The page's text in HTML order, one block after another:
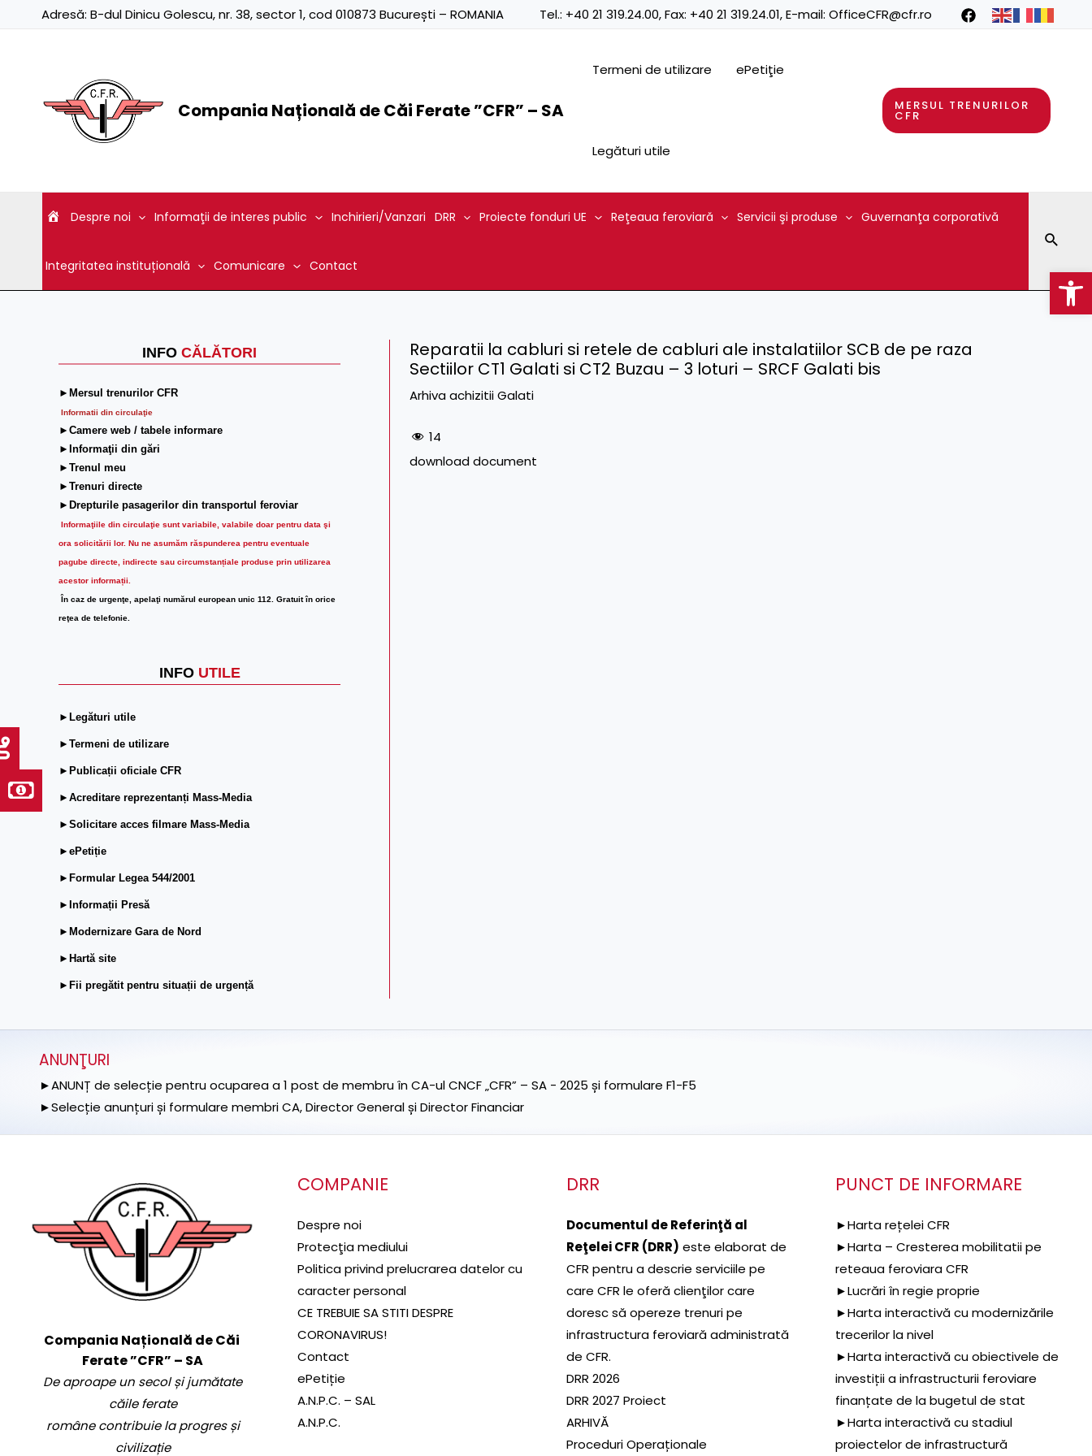
Adresă: B-dul Dinicu Golescu, nr. 38, sector 1, cod 010873 București – ROMANIA Tel.: +40 21 319.24.00, Fax: +40 21 319.24.01, E-mail: OfficeCFR@cfr.ro
Compania Națională de Căi Ferate ”CFR” – SA
Termeni de utilizare ePetiţie
Legături utile
MERSUL TRENURILOR
CFR
Despre noi Informaţii de interes public Inchirieri/Vanzari DRR Proiecte fonduri UE Reţeaua feroviară Servicii şi produse Guvernanţa corporativă
Integritatea instituțională Comunicare Contact
INFO CĂLĂTORI
►Mersul trenurilor CFR
Informatii din circulaţie
►Camere web / tabele informare
►Informaţii din gări
►Trenul meu
►Trenuri directe
►Drepturile pasagerilor din transportul feroviar
Informaţiile din circulaţie sunt variabile, valabile doar pentru data şi
ora solicitării lor. Nu ne asumăm răspunderea pentru eventuale
pagube directe, indirecte sau circumstanțiale produse prin utilizarea
acestor informații.
În caz de urgenţe, apelaţi numărul european unic 112. Gratuit în orice
reţea de telefonie.
INFO UTILE
►Legături utile
►Termeni de utilizare
►Publicații oficiale CFR
►Acreditare reprezentanți Mass-Media
►Solicitare acces filmare Mass-Media
►ePetiție
►Formular Legea 544/2001
►Informații Presă
►Modernizare Gara de Nord
►Hartă site
►Fii pregătit pentru situații de urgență
Reparatii la cabluri si retele de cabluri ale instalatiilor SCB de pe raza
Sectiilor CT1 Galati si CT2 Buzau – 3 loturi – SRCF Galati bis
Arhiva achizitii Galati
14
download document
ANUNŢURI
►ANUNȚ de selecție pentru ocuparea a 1 post de membru în CA-ul CNCF „CFR” – SA - 2025 și formulare F1-F5
►Selecție anunțuri și formulare membri CA, Director General și Director Financiar
Compania Națională de Căi
Ferate ”CFR” – SA
De aproape un secol și jumătate
căile ferate
române contribuie la progres și
civilizație
COMPANIE
Despre noi
Protecţia mediului
Politica privind prelucrarea datelor cu
caracter personal
CE TREBUIE SA STITI DESPRE
CORONAVIRUS!
Contact
ePetiție
A.N.P.C. – SAL
A.N.P.C.
DRR
Documentul de Referinţă al
Reţelei CFR (DRR) este elaborat de
CFR pentru a descrie serviciile pe
care CFR le oferă clienţilor care
doresc să opereze trenuri pe
infrastructura feroviară administrată
de CFR.
DRR 2026
DRR 2027 Proiect
ARHIVĂ
Proceduri Operaționale
PUNCT DE INFORMARE
►Harta rețelei CFR
►Harta – Cresterea mobilitatii pe
reteaua feroviara CFR
►Lucrări în regie proprie
►Harta interactivă cu modernizările
trecerilor la nivel
►Harta interactivă cu obiectivele de
investiții a infrastructurii feroviare
finanțate de la bugetul de stat
►Harta interactivă cu stadiul
proiectelor de infrastructură